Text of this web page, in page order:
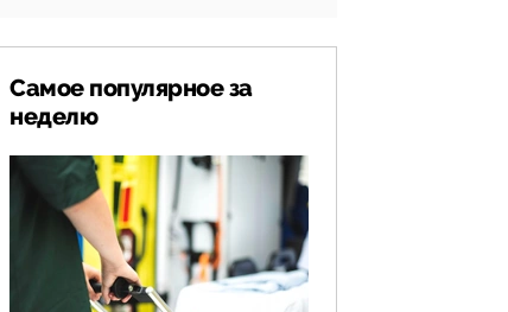
Самое популярное за
неделю